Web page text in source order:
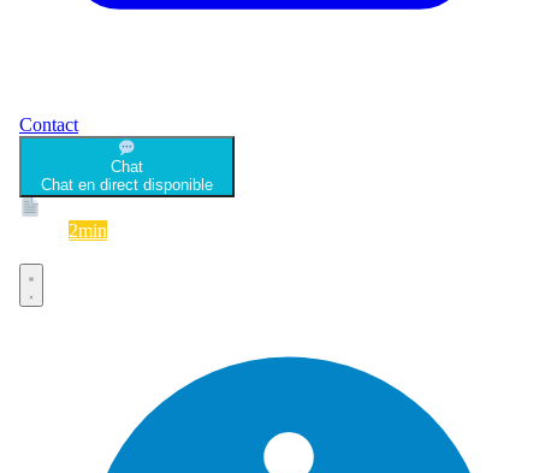
Contact
Chat
Chat en direct disponible
2min